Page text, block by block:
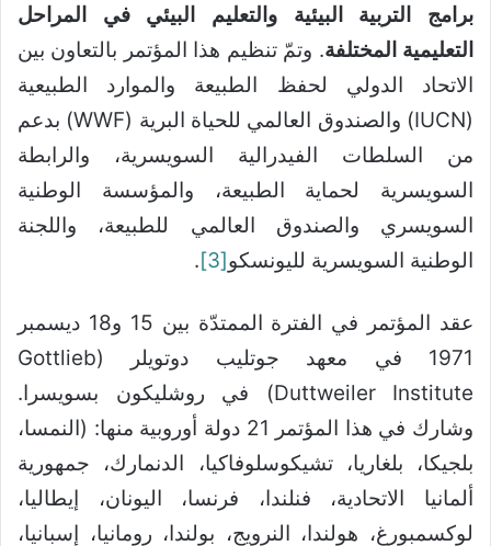
برامج التربية البيئية والتعليم البيئي في المراحل
التعليمية المختلفة. وتمّ تنظيم هذا المؤتمر بالتعاون بين
الاتحاد الدولي لحفظ الطبيعة والموارد الطبيعية
(IUCN) والصندوق العالمي للحياة البرية (WWF) بدعم
من السلطات الفيدرالية السويسرية، والرابطة
السويسرية لحماية الطبيعة، والمؤسسة الوطنية
السويسري والصندوق العالمي للطبيعة، واللجنة
الوطنية السويسرية لليونسكو[3]
.
عقد المؤتمر في الفترة الممتدّة بين 15 و18 ديسمبر
1971 في معهد جوتليب دوتويلر (Gottlieb
Duttweiler Institute) في روشليكون بسويسرا.
وشارك في هذا المؤتمر 21 دولة أوروبية منها: (النمسا،
بلجيكا، بلغاريا، تشيكوسلوفاكيا، الدنمارك، جمهورية
ألمانيا الاتحادية، فنلندا، فرنسا، اليونان، إيطاليا،
لوكسمبورغ، هولندا، النرويج، بولندا، رومانيا، إسبانيا،